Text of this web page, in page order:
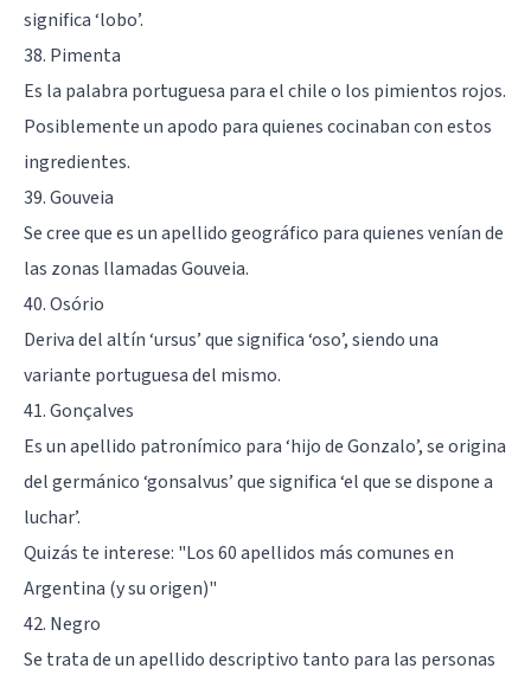
significa ‘lobo’.
38. Pimenta
Es la palabra portuguesa para el chile o los pimientos rojos.
Posiblemente un apodo para quienes cocinaban con estos
ingredientes.
39. Gouveia
Se cree que es un apellido geográfico para quienes venían de
las zonas llamadas Gouveia.
40. Osório
Deriva del altín ‘ursus’ que significa ‘oso’, siendo una
variante portuguesa del mismo.
41. Gonçalves
Es un apellido patronímico para ‘hijo de Gonzalo’, se origina
del germánico ‘gonsalvus’ que significa ‘el que se dispone a
luchar’.
Quizás te interese: "Los 60 apellidos más comunes en
Argentina (y su origen)"
42. Negro
Se trata de un apellido descriptivo tanto para las personas